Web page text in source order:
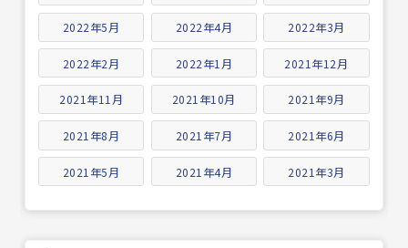
2022年5月 2022年4月 2022年3月
2022年2月 2022年1月 2021年12月
2021年11月 2021年10月 2021年9月
2021年8月 2021年7月 2021年6月
2021年5月 2021年4月 2021年3月